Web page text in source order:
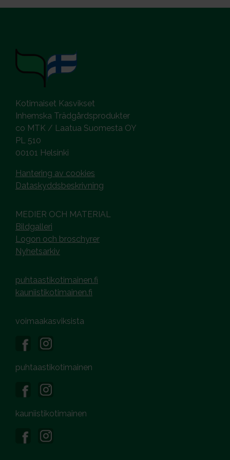
Kotimaiset Kasvikset
Inhemska Trädgårdsprodukter
co MTK / Laatua Suomesta OY
PL 510
00101 Helsinki
Hantering av cookies
Dataskyddsbeskrivning
MEDIER OCH MATERIAL
Bildgalleri
Logon och broschyrer
Nyhetsarkiv
puhtaastikotimainen.fi
kauniistikotimainen.fi
voimaakasviksista
puhtaastikotimainen
kauniistikotimainen